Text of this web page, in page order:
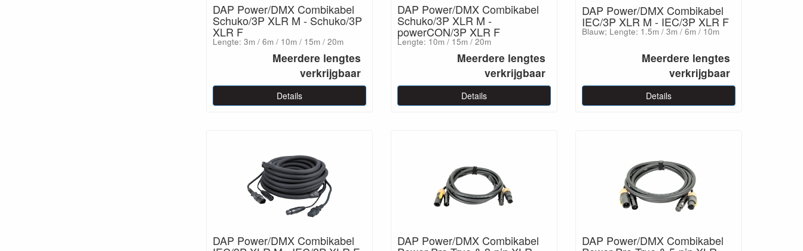
DAP Power/DMX Combikabel
Schuko/3P XLR M - Schuko/3P
XLR F
Lengte: 3m / 6m / 10m / 15m / 20m
Meerdere lengtes
verkrijgbaar
Details
DAP Power/DMX Combikabel
Schuko/3P XLR M -
powerCON/3P XLR F
Lengte: 10m / 15m / 20m
Meerdere lengtes
verkrijgbaar
Details
DAP Power/DMX Combikabel
IEC/3P XLR M - IEC/3P XLR F
Blauw; Lengte: 1.5m / 3m / 6m / 10m
Meerdere lengtes
verkrijgbaar
Details
DAP Power/DMX Combikabel DAP Power/DMX Combikabel DAP Power/DMX Combikabel